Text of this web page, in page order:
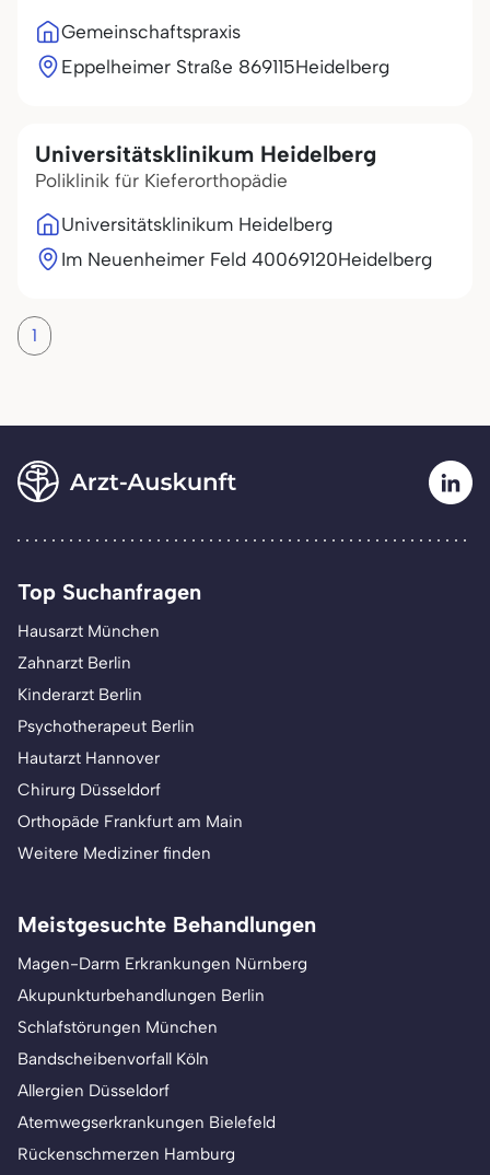
Gemeinschaftspraxis
Eppelheimer Straße 869115Heidelberg
Universitätsklinikum Heidelberg
Poliklinik für Kieferorthopädie
Universitätsklinikum Heidelberg
Im Neuenheimer Feld 40069120Heidelberg
1
Top Suchanfragen
Hausarzt München
Zahnarzt Berlin
Kinderarzt Berlin
Psychotherapeut Berlin
Hautarzt Hannover
Chirurg Düsseldorf
Orthopäde Frankfurt am Main
Weitere Mediziner finden
Meistgesuchte Behandlungen
Magen-Darm Erkrankungen Nürnberg
Akupunkturbehandlungen Berlin
Schlafstörungen München
Bandscheibenvorfall Köln
Allergien Düsseldorf
Atemwegserkrankungen Bielefeld
Rückenschmerzen Hamburg